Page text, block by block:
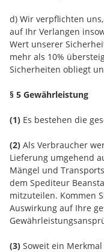
d) Wir verpflichten
auf Ihr Verlangen
Wert unserer
mehr als 10%
Sicherheiten obliegt
§ 5 Gewährleistung
(1) Es bestehen die
(2) Als Verbraucher
Lieferung umgehend
Mängel und
dem Spediteur
mitzuteilen. Kommen
Auswirkung auf Ihre
(3) Soweit ein